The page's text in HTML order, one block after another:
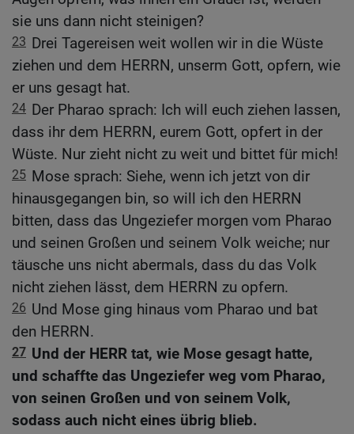
sie uns dann nicht steinigen?
23 Drei Tagereisen weit wollen wir in die Wüste
ziehen und dem HERRN, unserm Gott, opfern, wie
er uns gesagt hat.
24 Der Pharao sprach: Ich will euch ziehen lassen,
dass ihr dem HERRN, eurem Gott, opfert in der
Wüste. Nur zieht nicht zu weit und bittet für mich!
25 Mose sprach: Siehe, wenn ich jetzt von dir
hinausgegangen bin, so will ich den HERRN
bitten, dass das Ungeziefer morgen vom Pharao
und seinen Großen und seinem Volk weiche; nur
täusche uns nicht abermals, dass du das Volk
nicht ziehen lässt, dem HERRN zu opfern.
26 Und Mose ging hinaus vom Pharao und bat
den HERRN.
27 Und der HERR tat, wie Mose gesagt hatte,
und schaffte das Ungeziefer weg vom Pharao,
von seinen Großen und von seinem Volk,
sodass auch nicht eines übrig blieb.